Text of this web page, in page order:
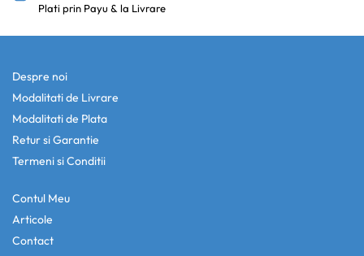
Plati prin Payu & la Livrare
Despre noi
Modalitati de Livrare
Modalitati de Plata
Retur si Garantie
Termeni si Conditii
Contul Meu
Articole
Contact